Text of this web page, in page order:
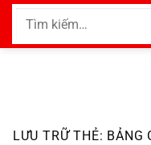
Bỏ
nội
Tìm
LƯU TRỮ THẺ: BẢNG